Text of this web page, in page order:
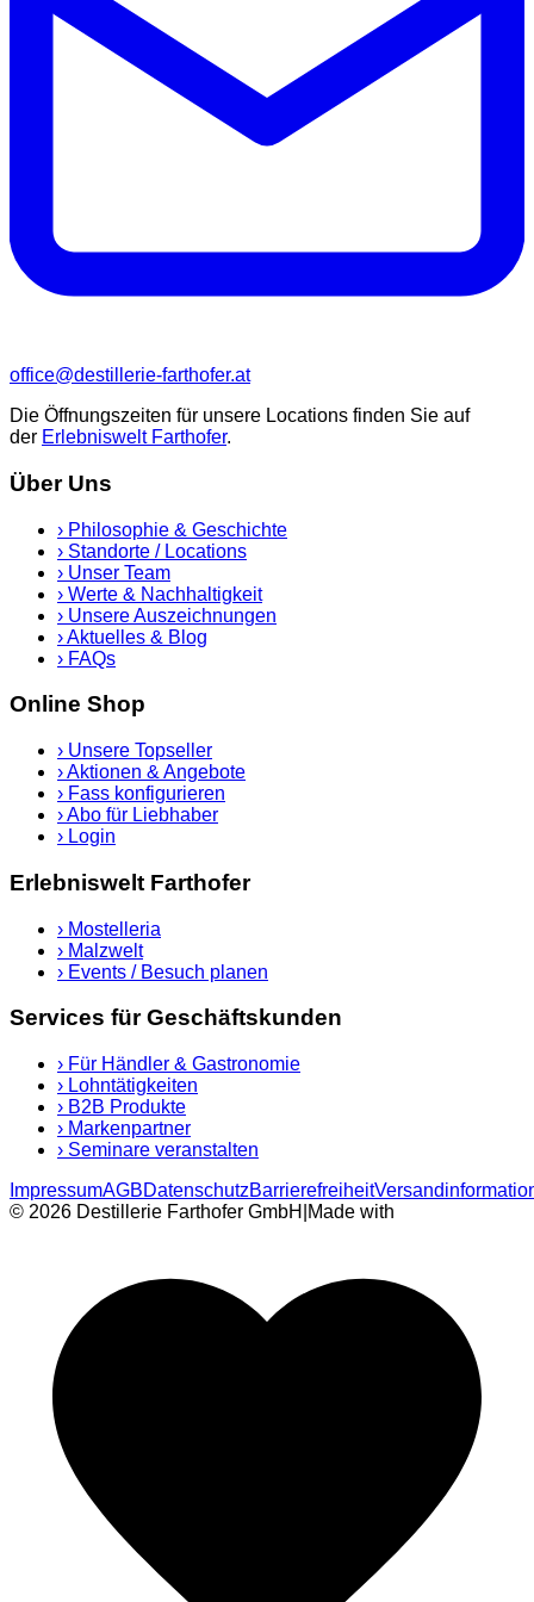
office@destillerie-farthofer.at
Die Öffnungszeiten für unsere Locations finden Sie auf
der Erlebniswelt Farthofer.
Über Uns
› Philosophie & Geschichte
› Standorte / Locations
› Unser Team
› Werte & Nachhaltigkeit
› Unsere Auszeichnungen
›Aktuelles & Blog
› FAQs
Online Shop
› Unsere Topseller
›Aktionen & Angebote
› Fass konfigurieren
›Abo für Liebhaber
› Login
Erlebniswelt Farthofer
› Mostelleria
› Malzwelt
› Events / Besuch planen
Services für Geschäftskunden
› Für Händler & Gastronomie
› Lohntätigkeiten
› B2B Produkte
› Markenpartner
› Seminare veranstalten
ImpressumAGBDatenschutzBarrierefreiheit
© 2026 Destillerie Farthofer GmbH Made with